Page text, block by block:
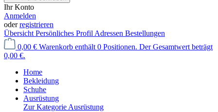
Ihr Konto
Anmelden
oderregistrieren
Übersicht Persönliches Profil Adressen Bestellungen
0,00 € Warenkorb enthält 0 Positionen. Der Gesamtwert beträgt
0,00 €.
Home
Bekleidung
Schuhe
Ausrüstung
Zur Kategorie Ausrüstung